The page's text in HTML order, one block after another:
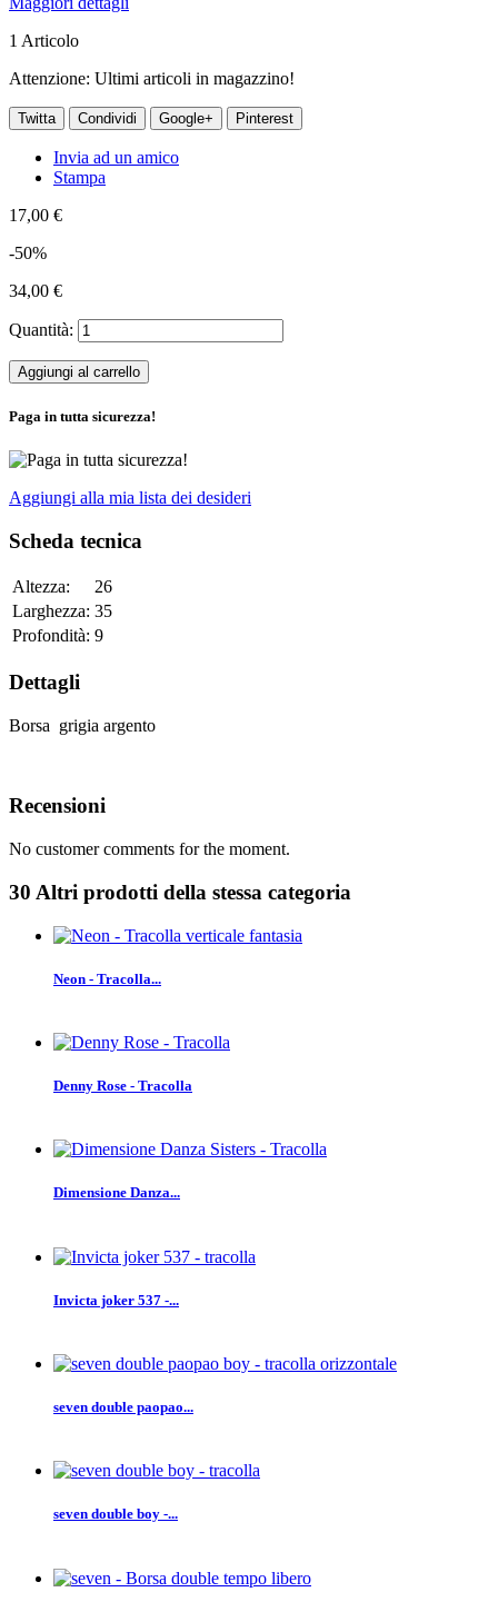
1 Articolo
Attenzione: Ultimi articoli in magazzino!
Twitta Condividi Google+ Pinterest
Invia ad un amico
Stampa
17,00 €
-50%
34,00 €
Quantità:
Aggiungi al carrello
Paga in tutta sicurezza!
Aggiungi alla mia lista dei desideri
Scheda tecnica
Altezza:
26
Larghezza: 35
Profondità: 9
Dettagli
Borsa grigia argento
Recensioni
No customer comments for the moment.
30 Altri prodotti della stessa categoria
Neon - Tracolla...
Denny Rose - Tracolla
Dimensione Danza...
Invicta joker 537 -...
seven double paopao...
seven double boy -...